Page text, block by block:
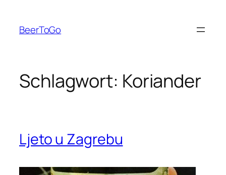
springen
BeerToGo
Schlagwort: Koriander
Ljeto u Zagrebu